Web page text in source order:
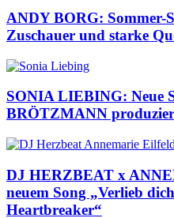
ANDY BORG: Sommer-
Zuschauer und starke
SONIA LIEBING: Neue
BRÖTZMANN
DJ HERZBEAT x
neuem Song „Verlieb
Heartbreaker“